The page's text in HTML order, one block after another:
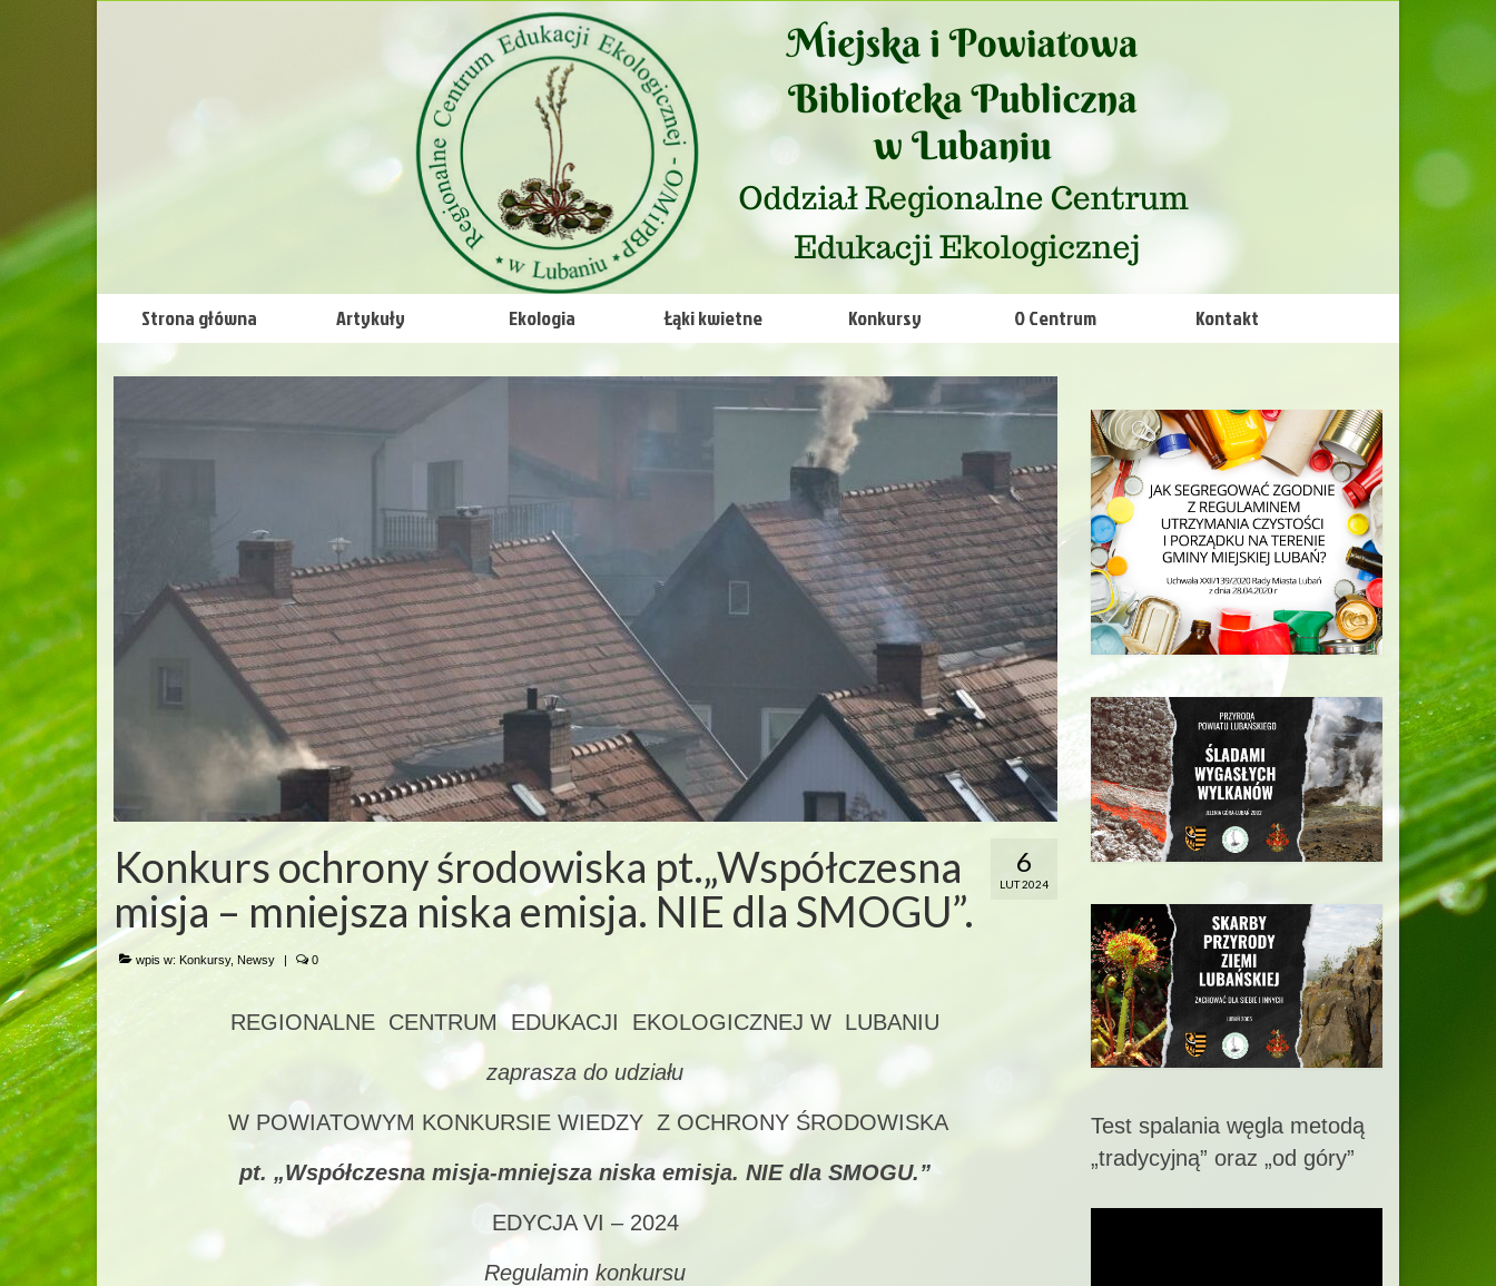
Strona główna Artykuły Ekologia Łąki kwietne Konkursy O Centrum Kontakt
6
LUT 2024
Konkurs ochrony środowiska pt.„Współczesna
misja – mniejsza niska emisja. NIE dla SMOGU”.
wpis w: Konkursy, Newsy | 0
REGIONALNE CENTRUM EDUKACJI EKOLOGICZNEJ W LUBANIU
zaprasza do udziału
W POWIATOWYM KONKURSIE WIEDZY Z OCHRONY ŚRODOWISKA
pt. „Współczesna misja-mniejsza niska emisja. NIE dla SMOGU.”
EDYCJA VI – 2024
Regulamin konkursu
Test spalania węgla metodą
„tradycyjną” oraz „od góry”